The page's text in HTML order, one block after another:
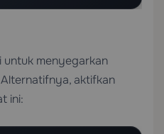
untuk menyegarkan
aktifkan
ini: